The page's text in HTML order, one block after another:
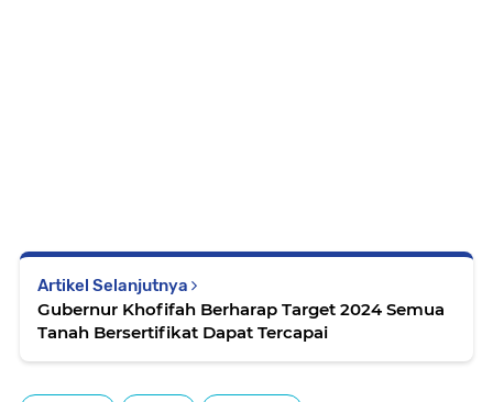
Artikel Selanjutnya
Gubernur Khofifah Berharap Target 2024 Semua
Tanah Bersertifikat Dapat Tercapai